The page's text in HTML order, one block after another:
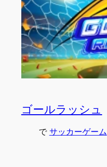
ゴールラッシュ
で サッカーゲーム